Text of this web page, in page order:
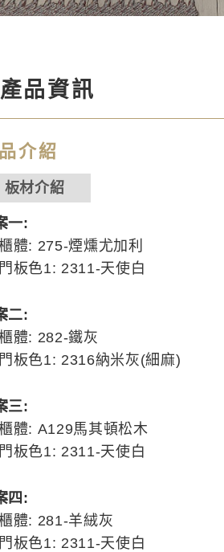
產品資訊
介紹
板材介紹
一:
體: 275-煙燻尤加利
門板色1: 2311-天使白
二:
體: 282-鐵灰
門板色1: 2316納米灰(細麻)
三:
體: A129馬其頓松木
門板色1: 2311-天使白
四:
體: 281-羊絨灰
門板色1: 2311-天使白